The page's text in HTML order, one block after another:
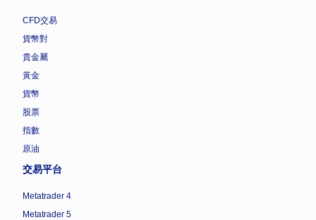
CFD交易
貨幣對
貴金屬
黃金
貨幣
股票
指數
原油
交易平台
Metatrader 4
Metatrader 5